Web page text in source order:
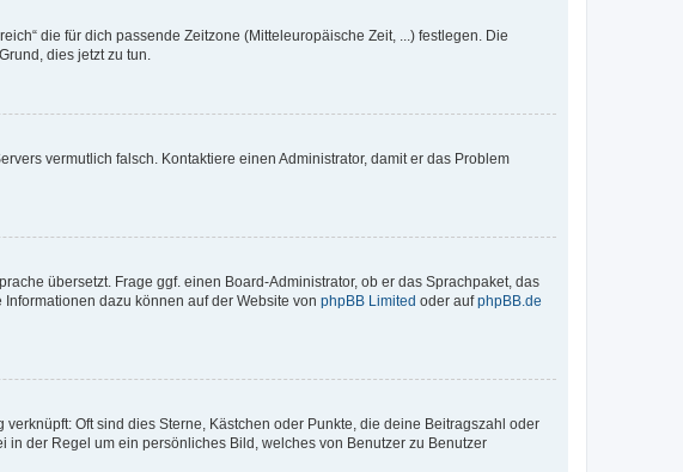
die für dich passende Zeitzone (Mitteleuropäische Zeit, ...) festlegen. Die
dies jetzt zu tun.
vermutlich falsch. Kontaktiere einen Administrator, damit er das Problem
übersetzt. Frage ggf. einen Board-Administrator, ob er das Sprachpaket, das
dazu können auf der Website von phpBB Limited oder aufphpBB.de
Oft sind dies Sterne, Kästchen oder Punkte, die deine Beitragszahl oder
in der Regel um ein persönliches Bild, welches von Benutzer zu Benutzer